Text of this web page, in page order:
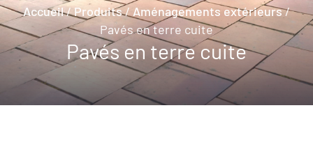
Accueil/Produits/ Aménagements extérieurs/
Pavés en terre cuite
Pavés en terre cuite